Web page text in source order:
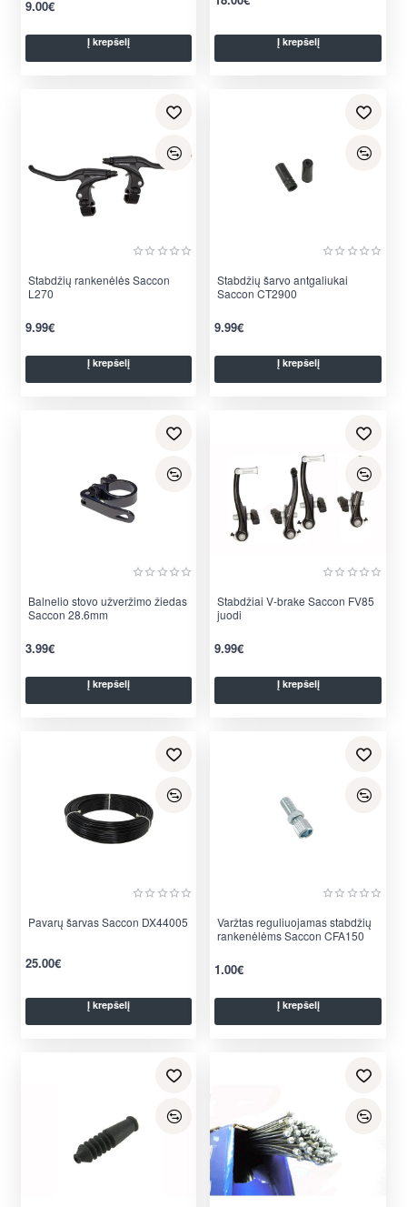
9.00€
Į krepšelį Į krepšelį
Stabdžių rankenėlės Saccon
L270
9.99€
Į krepšelį
Stabdžių šarvo antgaliukai
Saccon CT2900
9.99€
Į krepšelį
Balnelio stovo užveržimo žiedas
Saccon 28.6mm
3.99€
Į krepšelį
Stabdžiai V-brake Saccon FV85
juodi
9.99€
Į krepšelį
Pavarų šarvas Saccon DX44005
25.00€
Į krepšelį
Varžtas reguliuojamas stabdžių
rankenėlėms Saccon CFA150
1.00€
Į krepšelį